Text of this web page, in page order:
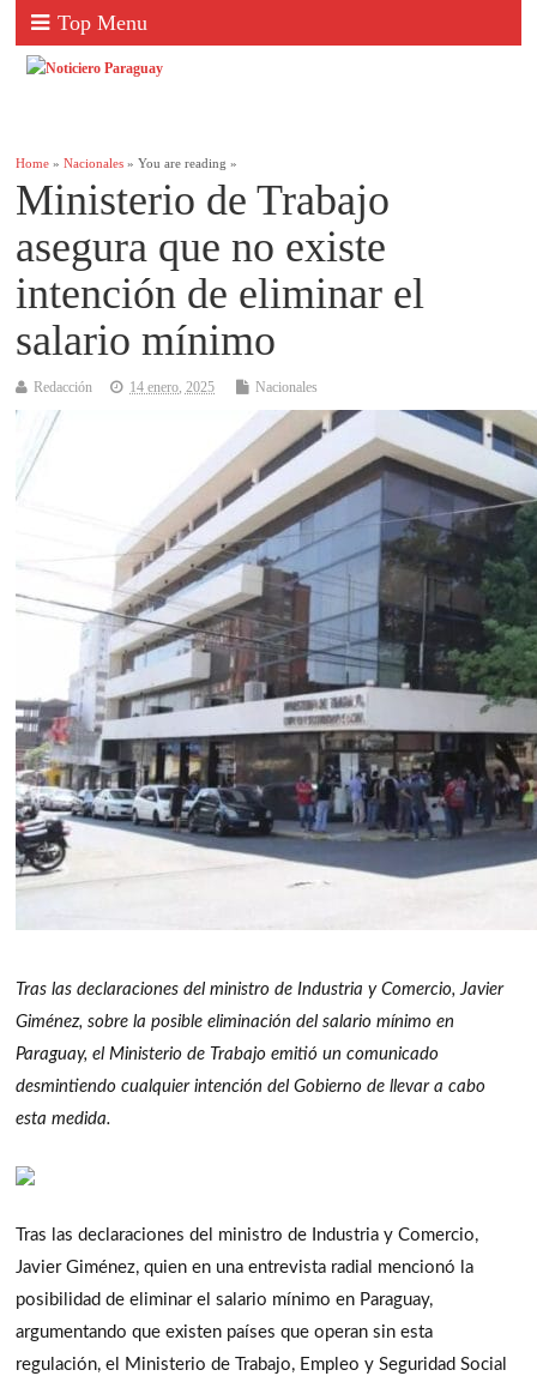
Top Menu
Home »Nacionales » You are reading »
Ministerio de Trabajo
asegura que no existe
intención de eliminar el
salario mínimo
Redacción 14 enero, 2025 Nacionales
Tras las declaraciones del ministro de Industria y Comercio, Javier
Giménez, sobre la posible eliminación del salario mínimo en
Paraguay, el Ministerio de Trabajo emitió un comunicado
desmintiendo cualquier intención del Gobierno de llevar a cabo
esta medida.
Tras las declaraciones del ministro de Industria y Comercio,
Javier Giménez, quien en una entrevista radial mencionó la
posibilidad de eliminar el salario mínimo en Paraguay,
argumentando que existen países que operan sin esta
regulación, el Ministerio de Trabajo, Empleo y Seguridad Social